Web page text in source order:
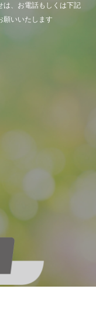
は、お電話もしくは下記
願いいたします